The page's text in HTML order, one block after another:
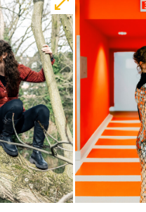
10:00 – 10:45
fertig!
von Martin
Behl
Regie und
Barbara Fuchs